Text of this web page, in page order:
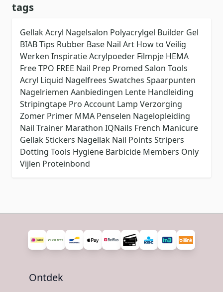
tags
GellakAcryl Nagelsalon Polyacrylgel Builder Gel
BIABTips Rubber Base Nail Art How to Veilig
Werken InspiratieAcrylpoeder Filmpje HEMA
FreeTPO FREE Nail Prep Promed Salon Tools
Acryl Liquid Nagelfrees Swatches Spaarpunten
Nagelriemen Aanbiedingen Lente Handleiding
Stripingtape Pro Account Lamp Verzorging
Zomer Primer MMA Penselen Nagelopleiding
Nail Trainer Marathon IQNails French Manicure
Gellak Stickers Nagellak Nail Points Stripers
Dotting Tools Hygiëne Barbicide Members Only
Vijlen Proteinbond
Ontdek